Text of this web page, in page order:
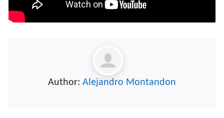
Author: Alejandro Montandon